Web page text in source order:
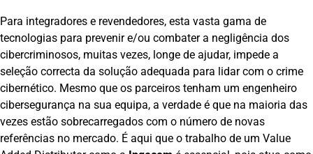
Para integradores e revendedores, esta vasta gama de
tecnologias para prevenir e/ou combater a negligência dos
cibercriminosos, muitas vezes, longe de ajudar, impede a
seleção correcta da solução adequada para lidar com o crime
cibernético. Mesmo que os parceiros tenham um engenheiro
cibersegurança na sua equipa, a verdade é que na maioria das
vezes estão sobrecarregados com o número de novas
referências no mercado. É aqui que o trabalho de um Value